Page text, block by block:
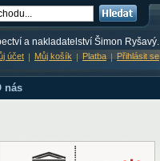
a nakladatelství Šimon Ryšavý.
účet Můj košík Platba Přihlásit se
nás